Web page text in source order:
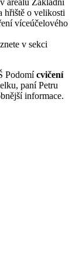
hřiště o velikosti
víceúčelového
v sekci
Podomícvičení
paní Petru
informace.